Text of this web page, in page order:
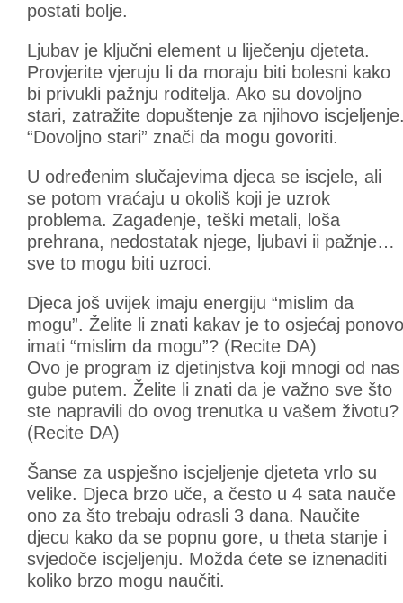
postati bolje.
Ljubav je ključni element u liječenju djeteta.
Provjerite vjeruju li da moraju biti bolesni kako
bi privukli pažnju roditelja. Ako su dovoljno
stari, zatražite dopuštenje za njihovo
“Dovoljno stari” znači da mogu govoriti.
U određenim slučajevima djeca se iscjele, ali
se potom vraćaju u okoliš koji je uzrok
problema. Zagađenje, teški metali, loša
prehrana, nedostatak njege, ljubavi ii pažnje…
sve to mogu biti uzroci.
Djeca još uvijek imaju energiju “mislim da
mogu”. Želite li znati kakav je to osjećaj ponovo
imati “mislim da mogu”? (Recite DA)
Ovo je program iz djetinjstva koji mnogi od nas
gube putem. Želite li znati da je važno sve što
ste napravili do ovog trenutka u vašem životu?
(Recite DA)
Šanse za uspješno iscjeljenje djeteta vrlo su
velike. Djeca brzo uče, a često u 4 sata nauče
ono za što trebaju odrasli 3 dana. Naučite
djecu kako da se popnu gore, u theta stanje i
svjedoče iscjeljenju. Možda ćete se iznenaditi
koliko brzo mogu naučiti.